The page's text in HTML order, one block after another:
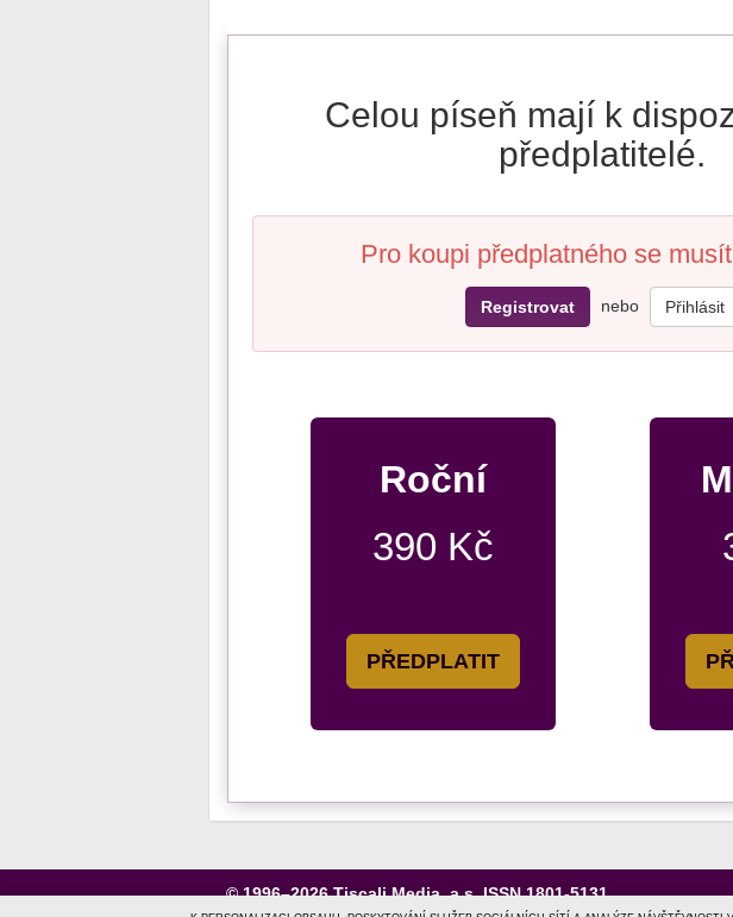
Celou píseň mají k
předplatitelé.
Pro koupi předplatného se
Registrovat nebo Přihlásit
Roční
390 Kč
PŘEDPLATIT
© 1996–2026Tiscali Media, a.s.ISSN 1801-5131